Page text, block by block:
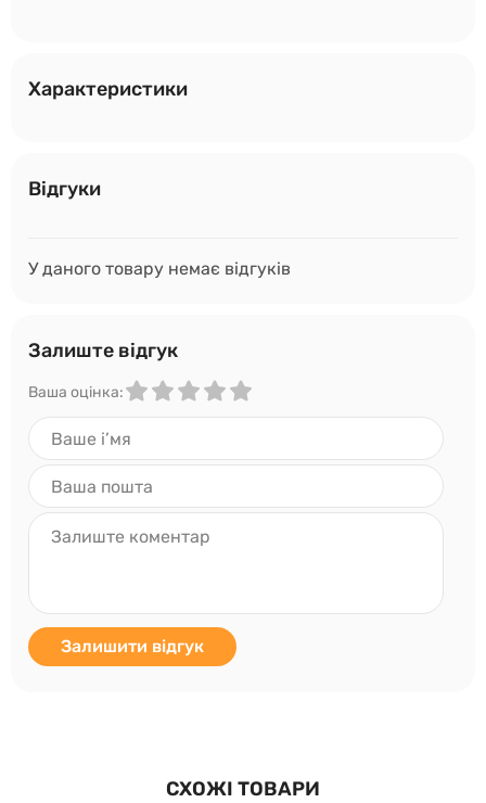
Характеристики
Відгуки
У даного товару немає відгуків
Залиште відгук
Ваша оцінка:
Залишити відгук
СХОЖІ ТОВАРИ